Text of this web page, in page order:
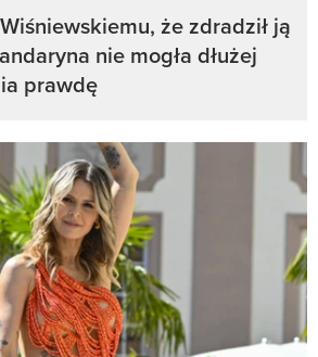
że zdradził ją
nie mogła dłużej
prawdę